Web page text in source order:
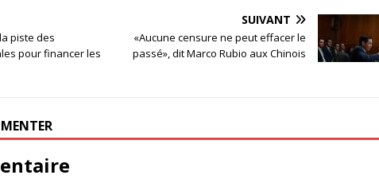
piste des
pour financer les
SUIVANT
«Aucune censure ne peut effacer le
passé», dit Marco Rubio aux Chinois